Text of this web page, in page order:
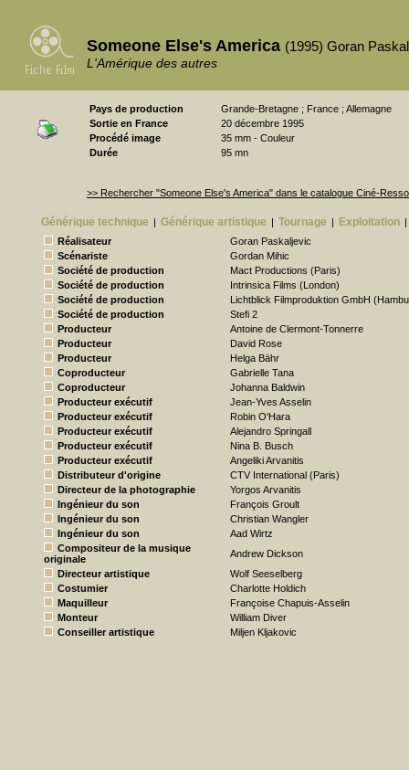
Someone Else's America (1995) Goran
L'Amérique des autres
Pays de production
Grande-Bretagne ; France ; Allemagne
Sortie en France
20 décembre 1995
Procédé image
35 mm - Couleur
Durée
95 mn
>> Rechercher "Someone Else's America" dans le catalogue Ciné-
Générique technique | Générique artistique | Tournage | Exploitation |
Réalisateur
Goran Paskaljevic
Scénariste
Gordan Mihic
Société de production
Mact Productions (Paris)
Société de production
Intrinsica Films (London)
Société de production
Lichtblick Filmproduktion GmbH
Société de production
Stefi 2
Producteur
Antoine de Clermont-Tonnerre
Producteur
David Rose
Producteur
Helga Bähr
Coproducteur
Gabrielle Tana
Coproducteur
Johanna Baldwin
Producteur exécutif
Jean-Yves Asselin
Producteur exécutif
Robin O'Hara
Producteur exécutif
Alejandro Springall
Producteur exécutif
Nina B. Busch
Producteur exécutif
Angeliki Arvanitis
Distributeur d'origine
CTV International (Paris)
Directeur de la photographie
Yorgos Arvanitis
Ingénieur du son
François Groult
Ingénieur du son
Christian Wangler
Ingénieur du son
Aad Wirtz
Compositeur de la musique
originale
Andrew Dickson
Directeur artistique
Wolf Seeselberg
Costumier
Charlotte Holdich
Maquilleur
Françoise Chapuis-Asselin
Monteur
William Diver
Conseiller artistique
Miljen Kljakovic